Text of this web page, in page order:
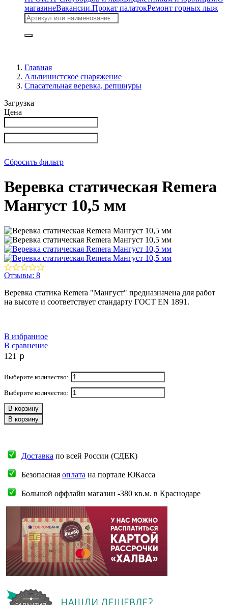
магазинеВакансии.Прокат палатокРемонт горных лыж
Главная
Альпинистское снаряжение
Спасательная веревка, репшнуры
Загрузка
Цена
Сбросить фильтр
Веревка статическая Remera
Мангуст 10,5 мм
Отзывы: 8
Веревка статика Remera "Мангуст" предназначена для работ
на высоте и соответствует стандарту ГОСТ EN 1891.
В избранное
В сравнение
121 p
Выберите количество:
Выберите количество:
В корзину
В корзину
Доставка по всей России (СДЕК)
Безопасная оплата на портале ЮКасса
Большой оффлайн магазин -380 кв.м. в Краснодаре